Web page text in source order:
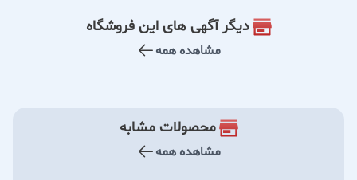
دیگر آگهی های این فروشگاه
مشاهده همه
محصولات مشابه
مشاهده همه